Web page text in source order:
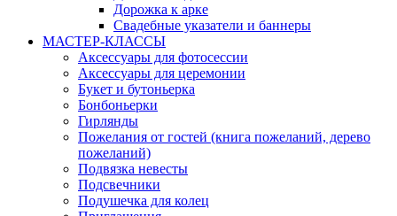
Дорожка к арке
Свадебные указатели и баннеры
МАСТЕР-КЛАССЫ
Аксессуары для фотосессии
Аксессуары для церемонии
Букет и бутоньерка
Бонбоньерки
Гирлянды
Пожелания от гостей (книга пожеланий, дерево
пожеланий)
Подвязка невесты
Подсвечники
Подушечка для колец